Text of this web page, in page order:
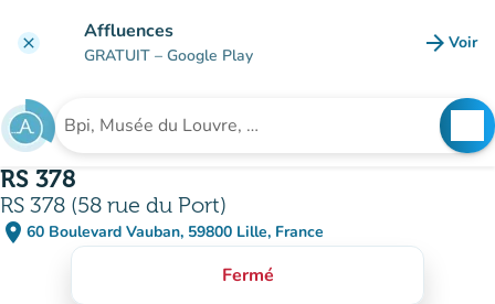
clear Affluences
GRATUIT – Google Play arrow_forward Voir
Rechercher un établissement
RS 378
RS 378 (58 rue du Port)
place 60 Boulevard Vauban, 59800 Lille, France
(ouvrir dans Google Maps)
(nouvel onglet)
Fermé